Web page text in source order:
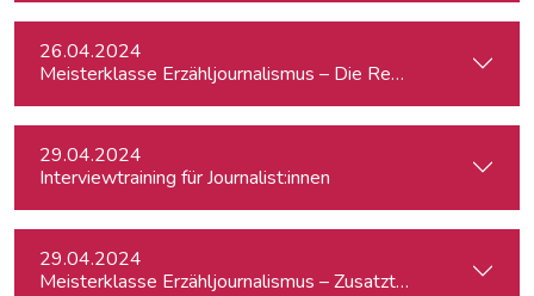
26.04.2024
Meisterklasse Erzähljournalismus – Die
29.04.2024
Interviewtraining für Journalist:innen
29.04.2024
Meisterklasse Erzähljournalismus – Zusatztermin